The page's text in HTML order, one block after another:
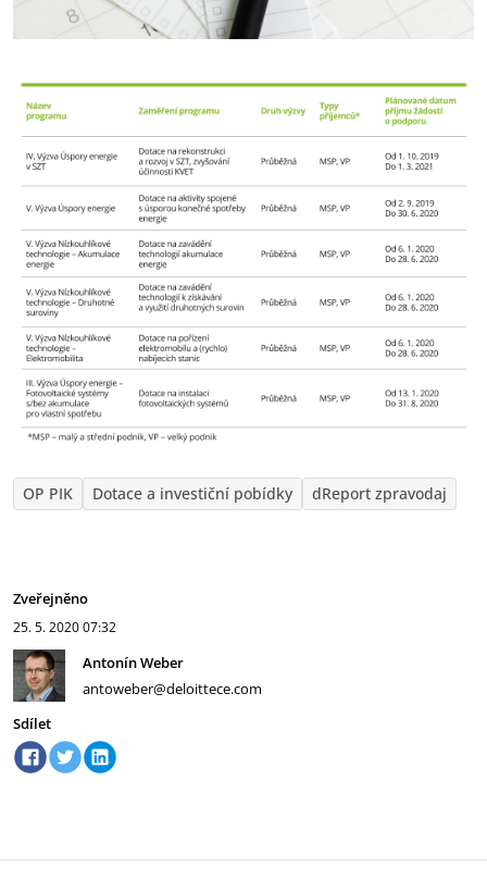
OP PIK Dotace a investiční pobídky dReport zpravodaj
Zveřejněno
25. 5. 202007:32
Antonín Weber
antoweber@deloittece.com
Sdílet